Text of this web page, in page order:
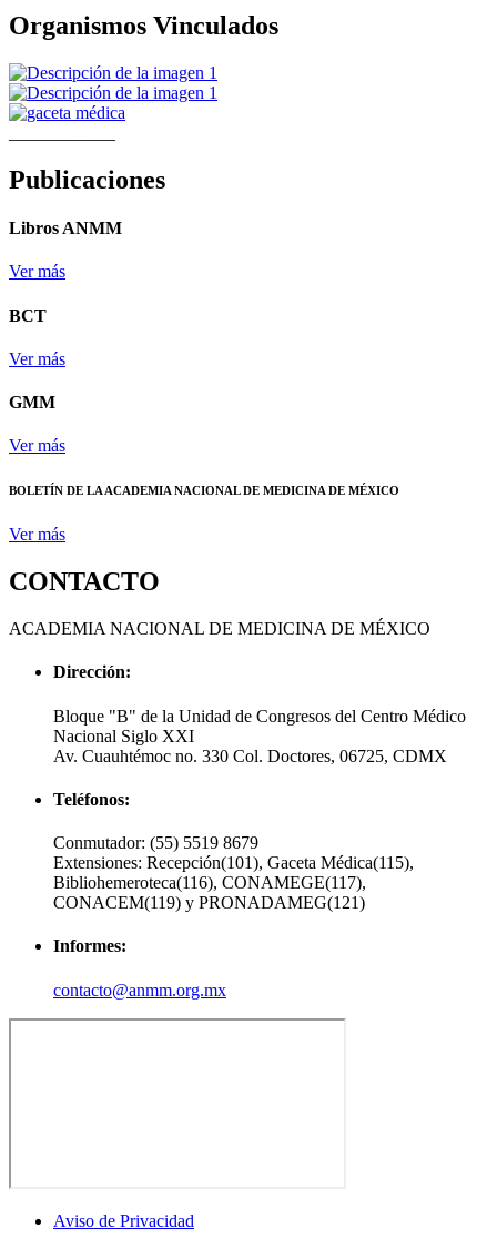
Organismos Vinculados
Publicaciones
Libros ANMM
Ver más
BCT
Ver más
GMM
Ver más
BOLETÍN DE LA ACADEMIA NACIONAL DE MEDICINA DE MÉXICO
Ver más
CONTACTO
ACADEMIA NACIONAL DE MEDICINA DE MÉXICO
Dirección:
Bloque "B" de la Unidad de Congresos del Centro Médico
Nacional Siglo XXI
Av. Cuauhtémoc no. 330 Col. Doctores, 06725, CDMX
Teléfonos:
Conmutador: (55) 5519 8679
Extensiones: Recepción(101), Gaceta Médica(115),
Bibliohemeroteca(116), CONAMEGE(117),
CONACEM(119) y PRONADAMEG(121)
Informes:
contacto@anmm.org.mx
Aviso de Privacidad